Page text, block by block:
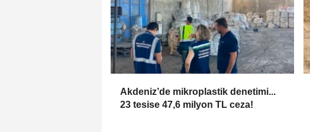
Akdeniz’de mikroplastik denetimi...
23 tesise 47,6 milyon TL ceza!